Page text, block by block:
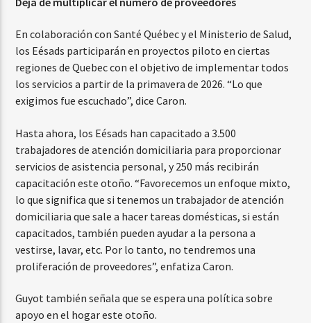
En colaboración con Santé Québec y el Ministerio de Salud,
los Eésads participarán en proyectos piloto en ciertas
regiones de Quebec con el objetivo de implementar todos
los servicios a partir de la primavera de 2026. “Lo que
exigimos fue escuchado”, dice Caron.
Hasta ahora, los Eésads han capacitado a 3.500
trabajadores de atención domiciliaria para proporcionar
servicios de asistencia personal, y 250 más recibirán
capacitación este otoño. “Favorecemos un enfoque mixto,
lo que significa que si tenemos un trabajador de atención
domiciliaria que sale a hacer tareas domésticas, si están
capacitados, también pueden ayudar a la persona a
vestirse, lavar, etc. Por lo tanto, no tendremos una
proliferación de proveedores”, enfatiza Caron.
Guyot también señala que se espera una política sobre
apoyo en el hogar este otoño.